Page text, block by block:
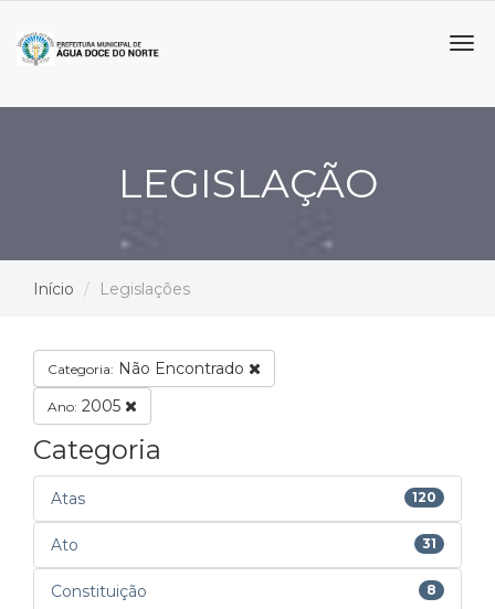
LEGISLAÇÃO
Início Legislações
Categoria: Não Encontrado
Ano: 2005
Categoria
Atas 120
Ato 31
Constituição 8